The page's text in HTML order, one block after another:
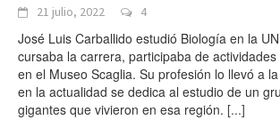
21 julio, 2022 4
José Luis Carballido estudió Biología en la
cursaba la carrera, participaba de
en el Museo Scaglia. Su profesión lo llevó a
en la actualidad se dedica al estudio de un
gigantes que vivieron en esa región. [...]